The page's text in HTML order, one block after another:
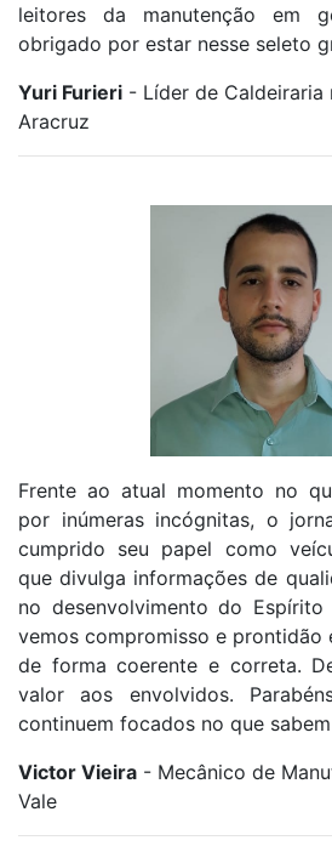
leitores da manutenção em
obrigado por estar nesse seleto
Yuri Furieri - Líder de Caldeiraria
Aracruz
Frente ao atual momento no
por inúmeras incógnitas, o
cumprido seu papel como
que divulga informações de
no desenvolvimento do Espírito
vemos compromisso e prontidão
de forma coerente e correta.
valor aos envolvidos.
continuem focados no que
Victor Vieira - Mecânico de
Vale